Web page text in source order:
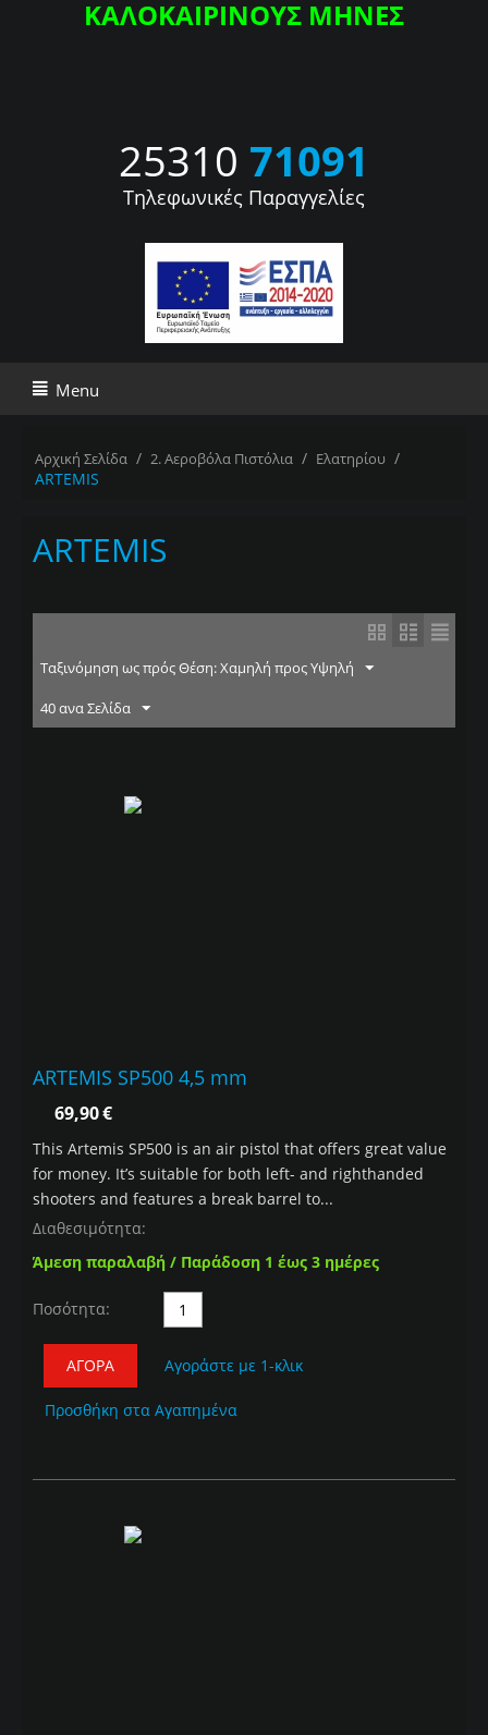
ΚΑΛΟΚΑΙΡΙΝΟΥΣ ΜΗΝΕΣ
25310 71091
Τηλεφωνικές Παραγγελίες
Menu
Αρχική Σελίδα / 2. Αεροβόλα Πιστόλια / Ελατηρίου /
ARTEMIS
ARTEMIS
Ταξινόμηση ως πρός Θέση: Χαμηλή προς Υψηλή
40 ανα Σελίδα
ARTEMIS SP500 4,5 mm
69,90€
This Artemis SP500 is an air pistol that offers great value
for money. It’s suitable for both left- and righthanded
shooters and features a break barrel to...
Διαθεσιμότητα:
Άμεση παραλαβή / Παράδοση 1 έως 3 ημέρες
Ποσότητα:
ΑΓΟΡΆ Αγοράστε με 1-κλικ
Προσθήκη στα Αγαπημένα